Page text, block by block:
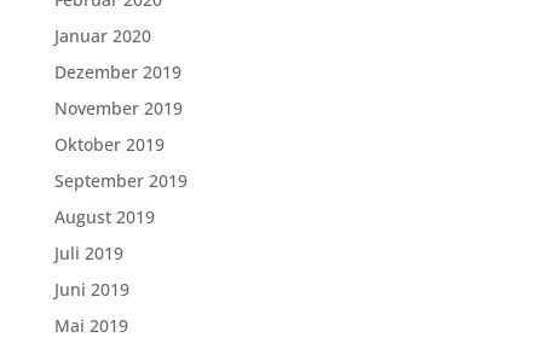
Januar 2020
Dezember 2019
November 2019
Oktober 2019
September 2019
August 2019
Juli 2019
Juni 2019
Mai 2019